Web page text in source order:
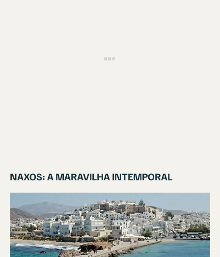
NAXOS: A MARAVILHA INTEMPORAL